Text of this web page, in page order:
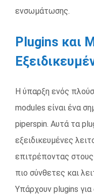
ενσωμάτωσης.
Plugins και
Η ύπαρξη ενός
modules είναι ένα
piperspin. Αυτά τα
εξειδικευμένες
επιτρέποντας
πιο σύνθετες και
Υπάρχουν plugins